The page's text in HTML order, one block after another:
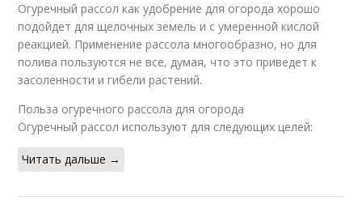
Огуречный рассол как удобрение для огорода хорошо
подойдет для щелочных земель и с умеренной кислой
реакцией. Применение рассола многообразно, но для
полива пользуются не все, думая, что это приведет к
засоленности и гибели растений.
Польза огуречного рассола для огорода
Огуречный рассол используют для следующих целей:
Читать дальше →